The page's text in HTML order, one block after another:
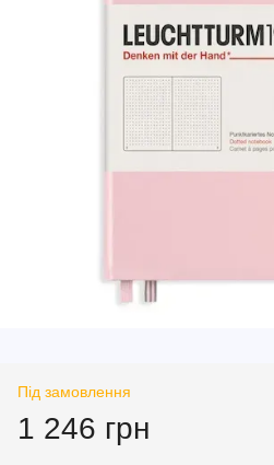
Під замовлення
1 246 грн